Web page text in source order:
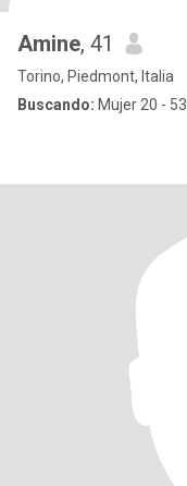
Amine, 41
Torino, Piedmont, Italia
Buscando: Mujer 20 - 53